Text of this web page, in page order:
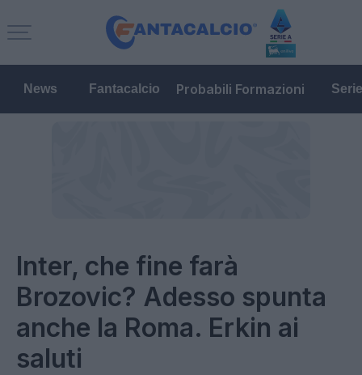
News Fantacalcio Probabili Formazioni
Inter, che fine farà
Brozovic? Adesso spunta
anche la Roma. Erkin ai
saluti